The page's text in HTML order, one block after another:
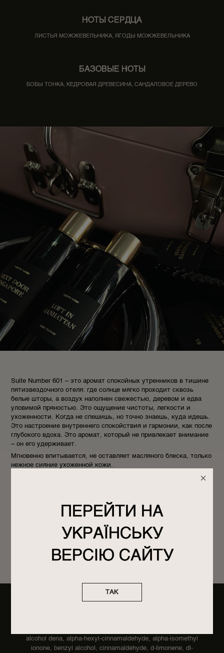
НОТЫ СЕРДЦА
ЛИСТЬЯ МОЖЖЕВЕЛЬНИКА, ЯГОДЫ МОЖЖЕВЕЛЬНИКА
БАЗОВЫЕ НОТЫ
БОБЫ ТОНКА, КЕДРОВАЯ ДРЕВЕСИНА, САНДАЛОВОЕ ДЕРЕВО
Suite Number 601 – это аромат спокойных утренников в тишине
пятизвездочного отеля: где солнце мягко проходит сквозь
белые шторы, а воздух наполнен свежестью, деревом и едва
уловимой пряностью. Это ощущение чистоты, легкости и
ухоженности. Когда не спешишь, но точно знаешь, куда идешь.
Это настроение внутреннего спокойствия и гармонии, как после
глубокого вдоха. Это аромат, который не привлекает внимание
– он его удерживает.
Мгновенно впитывается, не оставляет масляного блеска, только
нежное сияние ухоженной кожи.
бедра, окутайте себя заботой и мягким ароматом. Если поверх
нанести любимый аромат POETRY HOME, его ноты будут
Тип аромата: перечно-ванильный свежий аромат с нотами
можжевельника, розового и черного перца. Ощущается легким
шлейфом, как аромат чистого, только что выстиранного белья.
alcohol dena, alpha-hexyl-cinnamaldehyde, alpha-isomethyl
ionone, benzyl alcohol, cinnamaldehyde, d-limonene, dl-
ПЕРЕЙТИ НА
УКРАЇНСЬКУ
ВЕРСІЮ САЙТУ
ТАК